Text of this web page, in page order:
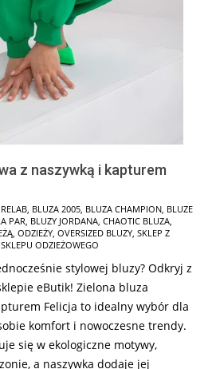
z naszywką i kapturem
BLUZA 2005 BLUZA CHAMPION BLUZE
PAR BLUZY JORDANA CHAOTIC BLUZA
ODZIEŻY OVERSIZED BLUZY SKLEP Z
SKLEPU ODZIEŻOWEGO
stylowej bluzy? Odkryj z
eButik! Zielona bluza
Felicja to idealny wybór dla
komfort i nowoczesne trendy.
się w ekologiczne motywy,
a naszywka dodaje jej